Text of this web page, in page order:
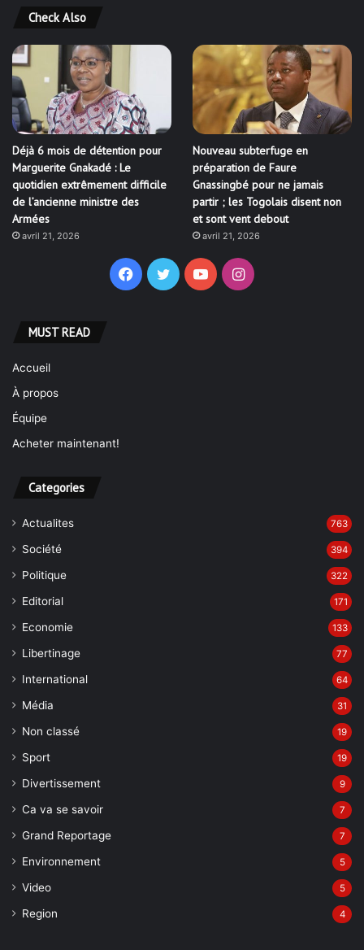
Check Also
Déjà 6 mois de détention pour
Marguerite Gnakadé : Le
quotidien extrêmement difficile
de l’ancienne ministre des
Armées
avril 21, 2026
Nouveau subterfuge en
préparation de Faure
Gnassingbé pour ne jamais
partir ; les Togolais disent non
et sont vent debout
avril 21, 2026
Facebook
TwitterYouTubeInstagram
MUST READ
Accueil
À propos
Équipe
Acheter maintenant!
Categories
Actualites 763
Société 394
Politique 322
Editorial 171
Economie 133
Libertinage 77
International 64
Média 31
Non classé 19
Sport 19
Divertissement 9
Ca va se savoir 7
Grand Reportage 7
Environnement 5
Video 5
Region 4